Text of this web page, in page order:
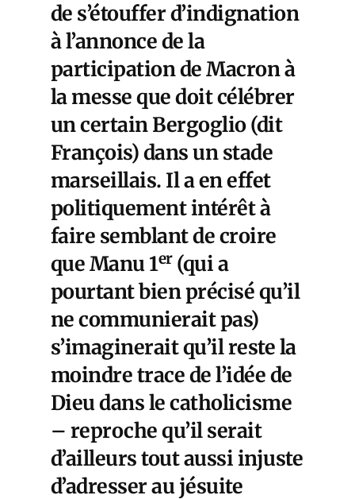
de s’étouffer d’indignation
à l’annonce de la
participation de Macron à
la messe que doit célébrer
un certain Bergoglio (dit
François) dans un stade
marseillais. Il a en effet
politiquement intérêt à
faire semblant de croire
que Manu 1er (qui a
pourtant bien précisé qu’il
ne communierait pas)
s’imaginerait qu’il reste la
moindre trace de l’idée de
Dieu dans le catholicisme
– reproche qu’il serait
d’ailleurs tout aussi injuste
d’adresser au jésuite